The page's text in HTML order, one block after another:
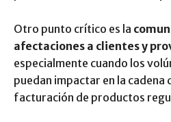
Otro punto crítico es la
afectaciones a clientes y
especialmente cuando los
puedan impactar en la cadena
facturación de productos